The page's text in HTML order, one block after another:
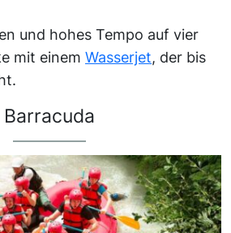
und hohes Tempo auf vier
mit einem Wasserjet, der bis
Barracuda